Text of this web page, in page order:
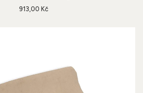
913,00 Kč